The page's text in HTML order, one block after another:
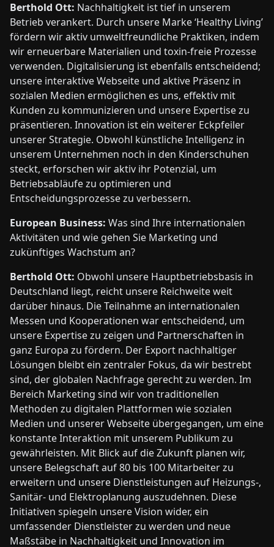
Berthold Ott: Nachhaltigkeit ist tief in unserem
Betrieb verankert. Durch unsere Marke ‘Healthy Living’
fördern wir aktiv umweltfreundliche Praktiken, indem
wir erneuerbare Materialien und toxin-freie Prozesse
verwenden. Digitalisierung ist ebenfalls entscheidend;
unsere interaktive Webseite und aktive Präsenz in
sozialen Medien ermöglichen es uns, effektiv mit
Kunden zu kommunizieren und unsere Expertise zu
präsentieren. Innovation ist ein weiterer Eckpfeiler
unserer Strategie. Obwohl künstliche Intelligenz in
unserem Unternehmen noch in den Kinderschuhen
steckt, erforschen wir aktiv ihr Potenzial, um
Betriebsabläufe zu optimieren und
Entscheidungsprozesse zu verbessern.
European Business: Was sind Ihre internationalen
Aktivitäten und wie gehen Sie Marketing und
zukünftiges Wachstum an?
Berthold Ott: Obwohl unsere Hauptbetriebsbasis in
Deutschland liegt, reicht unsere Reichweite weit
darüber hinaus. Die Teilnahme an internationalen
Messen und Kooperationen war entscheidend, um
unsere Expertise zu zeigen und Partnerschaften in
ganz Europa zu fördern. Der Export nachhaltiger
Lösungen bleibt ein zentraler Fokus, da wir bestrebt
sind, der globalen Nachfrage gerecht zu werden. Im
Bereich Marketing sind wir von traditionellen
Methoden zu digitalen Plattformen wie sozialen
Medien und unserer Webseite übergegangen, um eine
konstante Interaktion mit unserem Publikum zu
gewährleisten. Mit Blick auf die Zukunft planen wir,
unsere Belegschaft auf 80 bis 100 Mitarbeiter zu
erweitern und unsere Dienstleistungen auf Heizungs-,
Sanitär- und Elektroplanung auszudehnen. Diese
Initiativen spiegeln unsere Vision wider, ein
umfassender Dienstleister zu werden und neue
Maßstäbe in Nachhaltigkeit und Innovation im